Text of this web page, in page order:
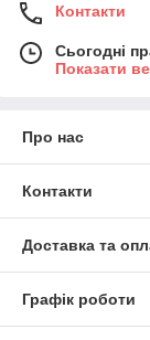
Контакти
Сьогодні
Показати
Про нас
Контакти
Доставка та
Графік роботи